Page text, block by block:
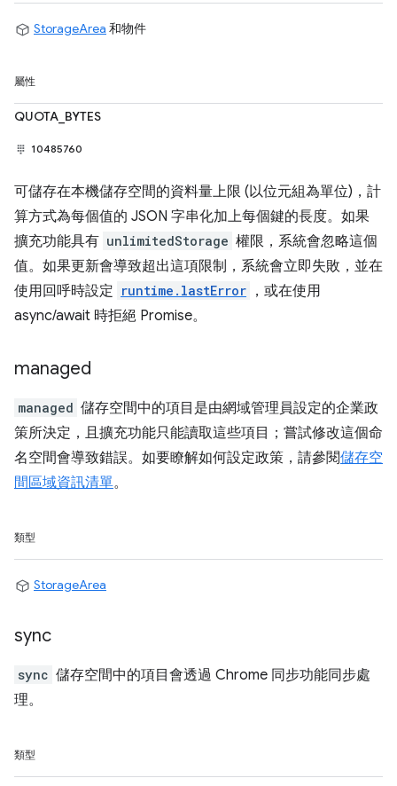
StorageArea 和物件
屬性
QUOTA_BYTES
10485760
可儲存在本機儲存空間的資料量上限 (以位元組為單位)，計
算方式為每個值的 JSON 字串化加上每個鍵的長度。如果
擴充功能具有 unlimitedStorage 權限，系統會忽略這個
值。如果更新會導致超出這項限制，系統會立即失敗，並在
使用回呼時設定 runtime.lastError ，或在使用
async/await 時拒絕 Promise。
managed
managed 儲存空間中的項目是由網域管理員設定的企業政
策所決定，且擴充功能只能讀取這些項目；嘗試修改這個命
名空間會導致錯誤。如要瞭解如何設定政策，請參閱儲存空
間區域資訊清單。
類型
StorageArea
sync
sync 儲存空間中的項目會透過 Chrome 同步功能同步處
理。
類型